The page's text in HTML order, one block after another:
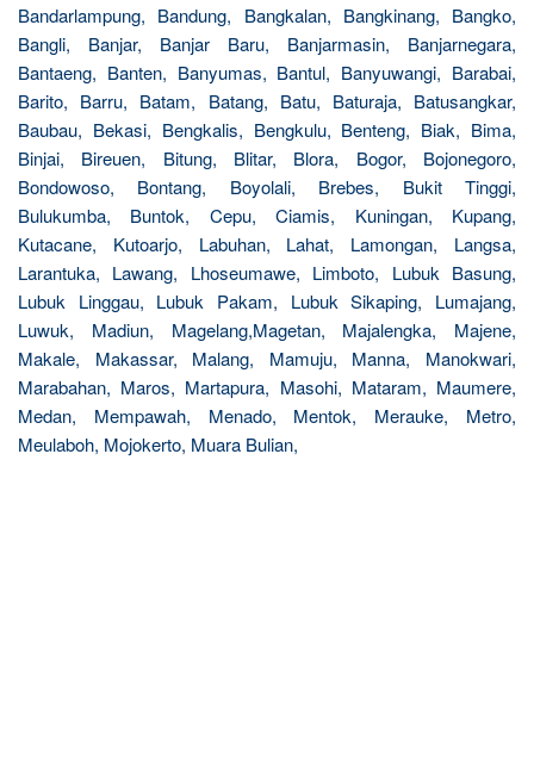
Bandarlampung, Bandung, Bangkalan, Bangkinang, Bangko,
Bangli, Banjar, Banjar Baru, Banjarmasin, Banjarnegara,
Bantaeng, Banten, Banyumas, Bantul, Banyuwangi, Barabai,
Barito, Barru, Batam, Batang, Batu, Baturaja, Batusangkar,
Baubau, Bekasi, Bengkalis, Bengkulu, Benteng, Biak, Bima,
Binjai, Bireuen, Bitung, Blitar, Blora, Bogor, Bojonegoro,
Bondowoso, Bontang, Boyolali, Brebes, Bukit Tinggi,
Bulukumba, Buntok, Cepu, Ciamis, Kuningan, Kupang,
Kutacane, Kutoarjo, Labuhan, Lahat, Lamongan, Langsa,
Larantuka, Lawang, Lhoseumawe, Limboto, Lubuk Basung,
Lubuk Linggau, Lubuk Pakam, Lubuk Sikaping, Lumajang,
Luwuk, Madiun, Magelang,Magetan, Majalengka, Majene,
Makale, Makassar, Malang, Mamuju, Manna, Manokwari,
Marabahan, Maros, Martapura, Masohi, Mataram, Maumere,
Medan, Mempawah, Menado, Mentok, Merauke, Metro,
Meulaboh, Mojokerto, Muara Bulian,